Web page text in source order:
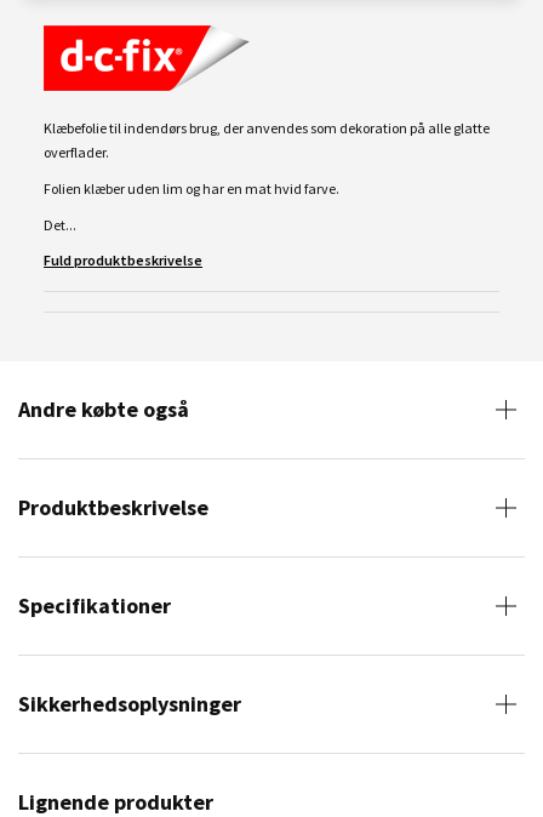
Klæbefolie til indendørs brug, der anvendes som dekoration på alle glatte
overflader.
Folien klæber uden lim og har en mat hvid farve.
Det...
Fuld produktbeskrivelse
Andre købte også
Produktbeskrivelse
Specifikationer
Sikkerhedsoplysninger
Lignende produkter